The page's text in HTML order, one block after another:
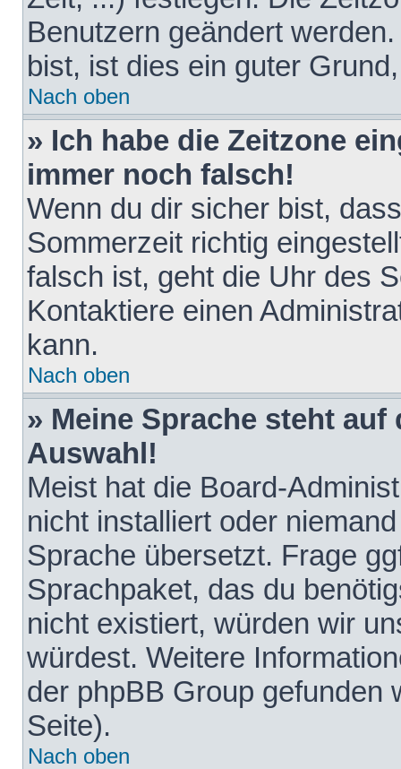
Benutzern geändert
bist, ist dies ein guter
Nach oben
» Ich habe die Zeitzone
immer noch falsch!
Wenn du dir sicher bist,
Sommerzeit richtig
falsch ist, geht die Uhr des
Kontaktiere einen
kann.
Nach oben
» Meine Sprache steht
Auswahl!
Meist hat die Board-
nicht installiert oder
Sprache übersetzt. Frage
Sprachpaket, das du
nicht existiert, würden wir
würdest. Weitere
der phpBB Group gefunden
Seite).
Nach oben